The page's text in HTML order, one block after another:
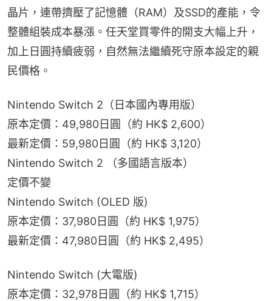
晶片，連帶擠壓了記憶體（RAM）及SSD的產能，令
整體組裝成本暴漲。任天堂買零件的開支大幅上升，
加上日圓持續疲弱，自然無法繼續死守原本設定的親
民價格。
Nintendo Switch 2（日本國內專用版）
原本定價：49,980日圓（約 HK$ 2,600）
最新定價：59,980日圓（約 HK$ 3,120）
Nintendo Switch 2 （多國語言版本）
定價不變
Nintendo Switch (OLED 版)
原本定價：37,980日圓（約 HK$ 1,975）
最新定價：47,980日圓（約 HK$ 2,495）
Nintendo Switch (大電版)
原本定價：32,978日圓（約 HK$ 1,715）